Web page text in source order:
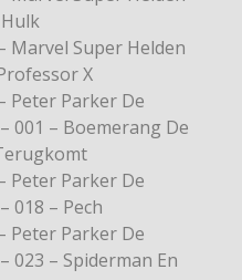
Marvel Super Helden
X
Peter Parker De
001 – Boemerang De
Peter Parker De
018 – Pech
Peter Parker De
023 – Spiderman En